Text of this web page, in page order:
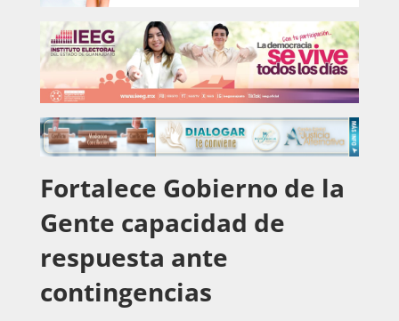
Fortalece Gobierno de la
Gente capacidad de
respuesta ante
contingencias